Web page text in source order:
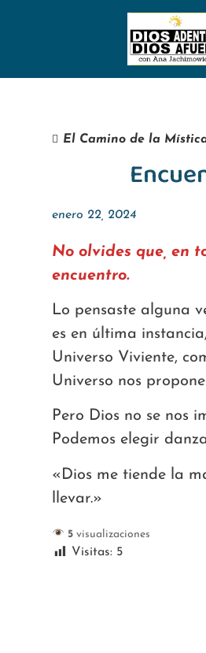
El Camino de la
enero 22, 2024
No olvides que, en
encuentro.
Lo pensaste alguna
es en última
Universo Viviente,
Universo nos
Pero Dios no se nos
Podemos elegir
«Dios me tiende la
llevar.»
5visualizaciones
Visitas: 5